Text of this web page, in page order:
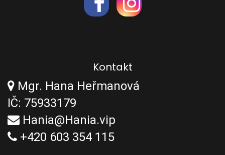
Kontakt
Mgr. Hana Heřmanová
IČ: 75933179
Hania@Hania.vip
+420 603 354 115